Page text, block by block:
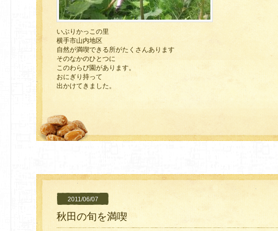
いぶりかっこの里
横手市山内地区
自然が満喫できる所がたくさんあります
そのなかのひとつに
このわらび園があります。
おにぎり持って
出かけてきました。
2011/06/07
秋田の旬を満喫